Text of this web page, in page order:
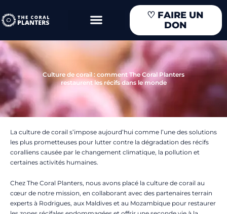
au
contenu
♡ FAIRE UN
DON
Culture de corail : comment The Coral Planters
restaurent les récifs dans le monde
La culture de corail s’impose aujourd’hui comme l’une des solutions
les plus prometteuses pour lutter contre la dégradation des récifs
coralliens causée par le changement climatique, la pollution et
certaines activités humaines.
Chez The Coral Planters, nous avons placé la culture de corail au
cœur de notre mission, en collaborant avec des partenaires terrain
experts à Rodrigues, aux Maldives et au Mozambique pour restaurer